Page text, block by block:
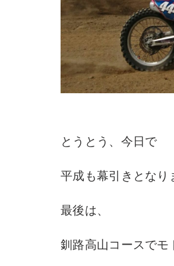
とうとう、今日で
平成も幕引きとなり
最後は、
釧路高山コースでモ